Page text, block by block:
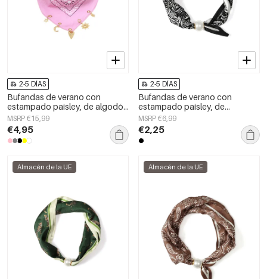
2-5 DÍAS
Bufandas de verano con
estampado paisley, de algodón
clásico, accesorios para el día a
día.
MSRP €15,99
€4,95
2-5 DÍAS
Bufandas de verano con
estampado paisley, de
poliéster, informales, para uso
diario.
MSRP €6,99
€2,25
Almacén de la UE Almacén de la UE